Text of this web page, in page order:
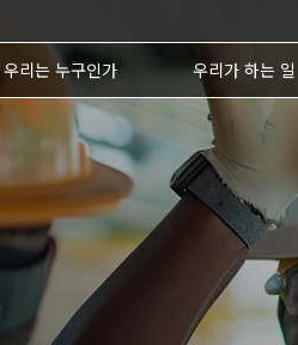
우리는 누구인가 우리가 하는 일